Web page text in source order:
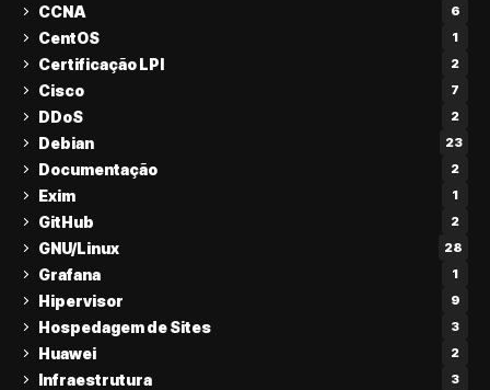
CCNA 6
CentOS 1
Certificação LPI 2
Cisco 7
DDoS 2
Debian 23
Documentação 2
Exim 1
GitHub 2
GNU/Linux 28
Grafana 1
Hipervisor 9
Hospedagem de Sites 3
Huawei 2
Infraestrutura 3